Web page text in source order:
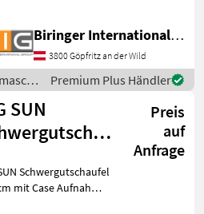
Schaufel
Biringer International GmbH
3800 Göpfritz an der Wild
Premium Plus Händler
SUN
Preis
auf
Anfrage
Schwergutschaufel
mit Case Aufnahme